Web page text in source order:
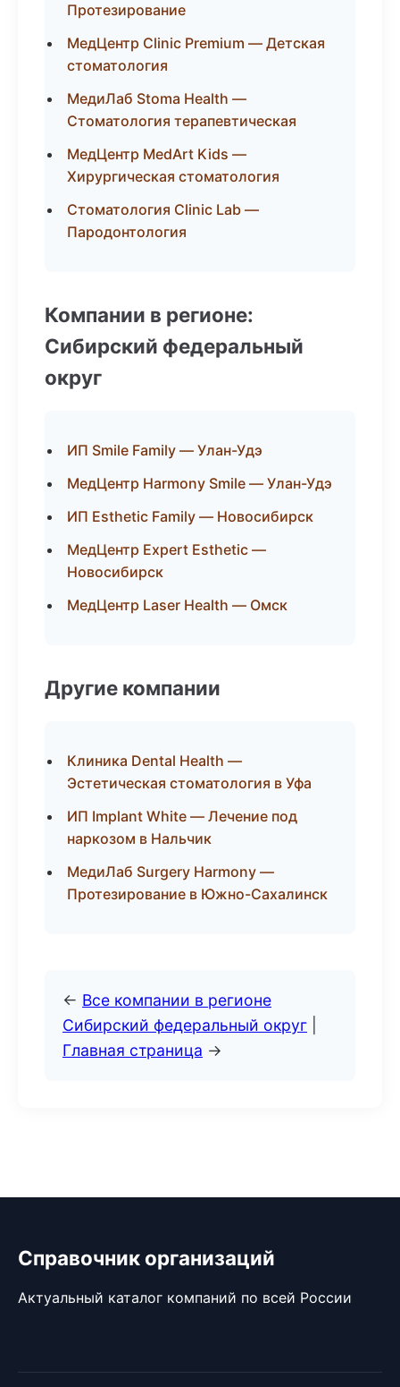
Протезирование
МедЦентр Clinic Premium — Детская
стоматология
МедиЛаб Stoma Health —
Стоматология терапевтическая
МедЦентр MedArt Kids —
Хирургическая стоматология
Стоматология Clinic Lab —
Пародонтология
Компании в регионе:
Сибирский федеральный
округ
ИП Smile Family — Улан-Удэ
МедЦентр Harmony Smile — Улан-Удэ
ИП Esthetic Family — Новосибирск
МедЦентр Expert Esthetic —
Новосибирск
МедЦентр Laser Health — Омск
Другие компании
Клиника Dental Health —
Эстетическая стоматология в Уфа
ИП Implant White — Лечение под
наркозом в Нальчик
МедиЛаб Surgery Harmony —
Протезирование в Южно-Сахалинск
← Все компании в регионе
Сибирский федеральный округ
Главная страница →
Справочник организаций
Актуальный каталог компаний по всей России